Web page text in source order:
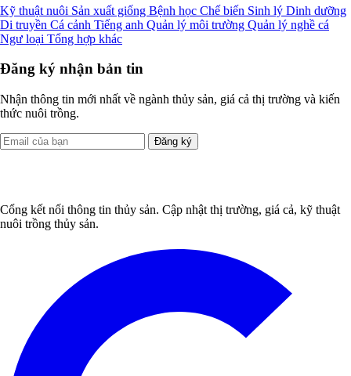
Kỹ thuật nuôi Sản xuất giống Bệnh học Chế biến Sinh lý Dinh dưỡng
Di truyền Cá cảnh Tiếng anh Quản lý môi trường Quản lý nghề cá
Ngư loại Tổng hợp khác
Đăng ký nhận bản tin
Nhận thông tin mới nhất về ngành thủy sản, giá cả thị trường và kiến
thức nuôi trồng.
Đăng ký
Cổng kết nối thông tin thủy sản. Cập nhật thị trường, giá cả, kỹ thuật
nuôi trồng thủy sản.